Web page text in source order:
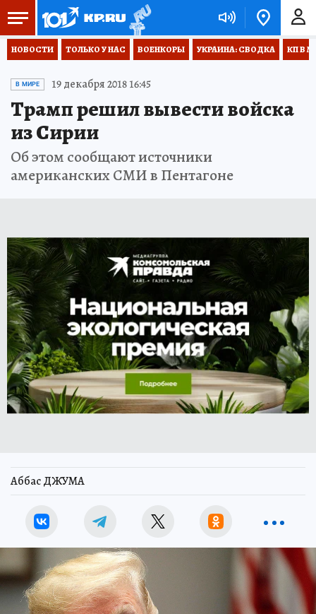
НОВОСТИ ТОЛЬКО У НАС ВОЕНКОРЫ УКРАИНА: СВОДКА КП В
В МИРЕ 19 декабря 2018 16:45
Трамп решил вывести войска
из Сирии
Об этом сообщают источники
американских СМИ в Пентагоне
Аббас ДЖУМА